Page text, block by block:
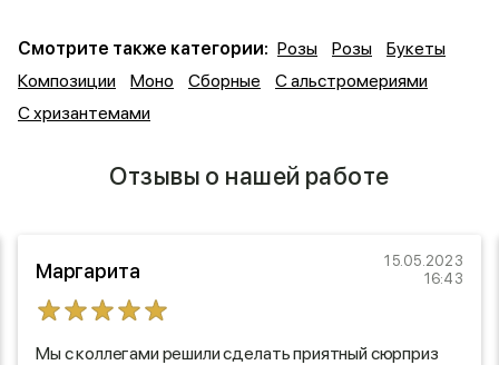
Смотрите также категории: Розы Розы
Букеты
Композиции
Моно Сборные
С альстромериями
С хризантемами
Отзывы о нашей работе
Маргарита
15.05.2023
16:43
Мы с коллегами решили сделать приятный сюрприз